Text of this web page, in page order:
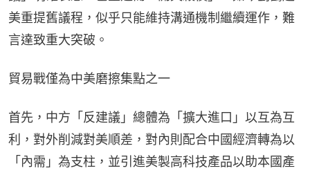
美重提舊議程，似乎只能維持溝通機制繼續運作，難
言達致重大突破。
貿易戰僅為中美磨擦集點之一
首先，中方「反建議」總體為「擴大進口」以互為互
利，對外削減對美順差，對內則配合中國經濟轉為以
「內需」為支柱，並引進美製高科技產品以助本國產